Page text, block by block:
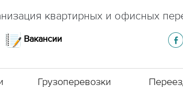
квартирных и офисных
Вакансии
Грузоперевозки